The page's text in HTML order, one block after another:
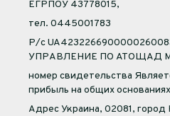
ЕГРПОУ 43778015,
тел. 0445001783
Р/с
УПРАВЛЕНИЕ ПО АТОЩАД
номер свидетельства
прибыль на общих основаниях
Адрес Украина, 02081,